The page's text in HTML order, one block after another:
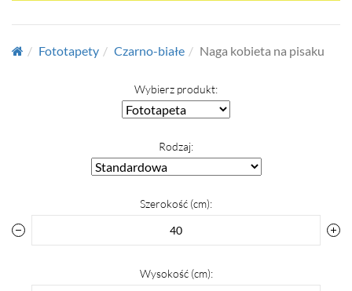
Fototapety Czarno-białe Naga kobieta na pisaku
Wybierz produkt:
Rodzaj:
Szerokość (cm):
Wysokość (cm):